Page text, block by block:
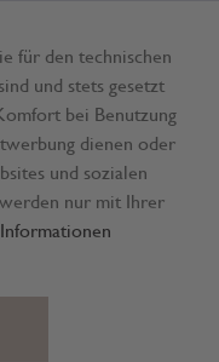
für den technischen
und stets gesetzt
bei Benutzung
dienen oder
und sozialen
nur mit Ihrer